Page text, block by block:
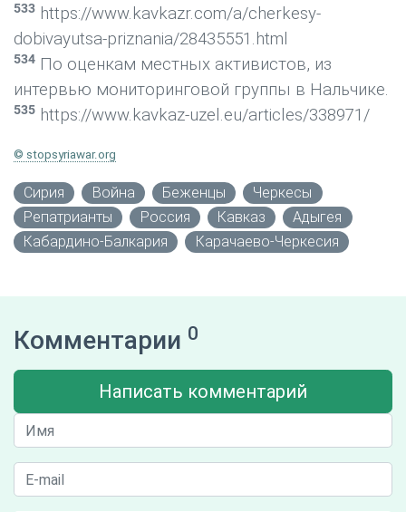
533 https://www.kavkazr.com/a/cherkesy-
dobivayutsa-priznania/28435551.html
534 По оценкам местных активистов, из
интервью мониторинговой группы в Нальчике.
535 https://www.kavkaz-uzel.eu/articles/338971/
© stopsyriawar.org
Сирия Война Беженцы
Черкесы
Репатрианты
Россия Кавказ
Адыгея
Кабардино-Балкария
Карачаево-Черкесия
Комментарии 0
Написать комментарий